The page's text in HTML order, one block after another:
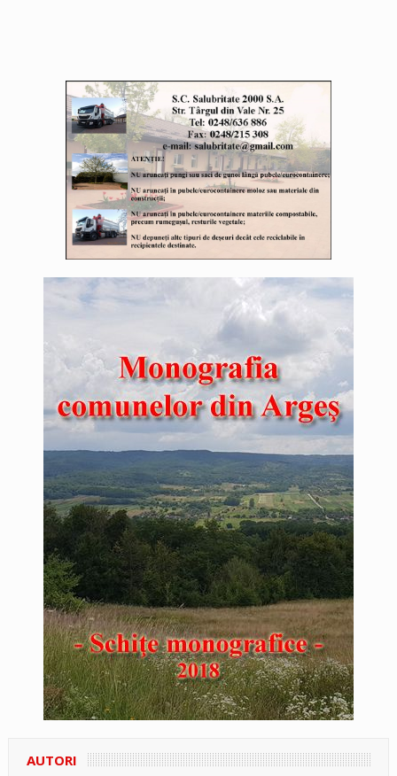
AUTORI